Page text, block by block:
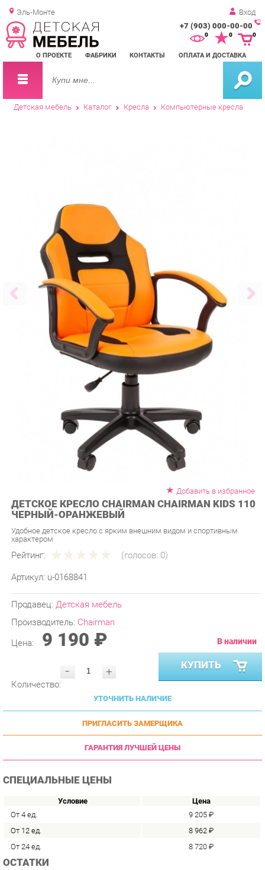
Эль-Монте Вход
+7 (903) 000-00-00
О ПРОЕКТЕ ФАБРИКИ КОНТАКТЫ ОПЛАТА И ДОСТАВКА
0 0
Детская мебель Каталог Кресла Компьютерные кресла
Добавить в избранное
Удобное детское кресло с ярким внешним видом и спортивным
характером
Рейтинг: (голосов:0)
Артикул: u-0168841
Продавец:Детская мебель
Производитель:Chairman
Цена: 9 190 ₽
- +
УТОЧНИТЬ НАЛИЧИЕ
ПРИГЛАСИТЬ ЗАМЕРЩИКА
СПЕЦИАЛЬНЫЕ ЦЕНЫ
От 4 ед.
8 962 ₽
От 24 ед.
8 720 ₽
ОСТАТКИ
Склад
Доступно